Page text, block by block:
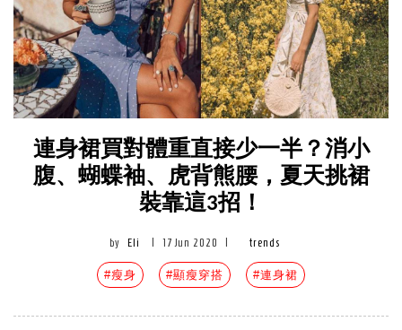
連身裙買對體重直接少一半？消小
腹、蝴蝶袖、虎背熊腰，夏天挑裙
裝靠這3招！
by Eli 17 Jun 2020 trends
#瘦身 #顯瘦穿搭 #連身裙